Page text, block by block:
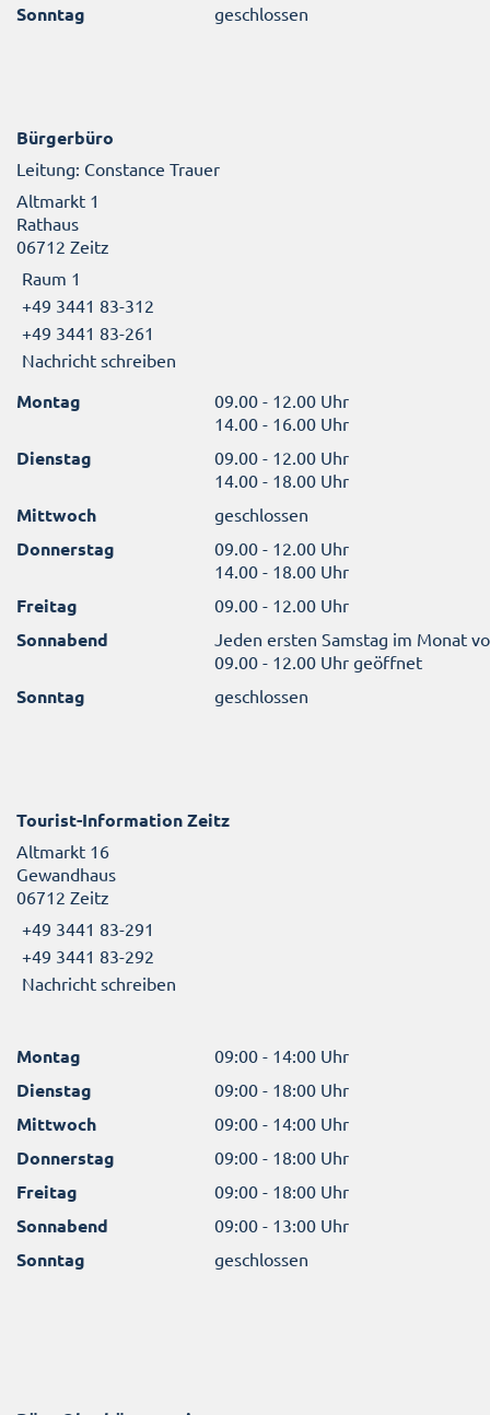
Sonntag geschlossen
Bürgerbüro
Leitung: Constance Trauer
Altmarkt 1
Rathaus
06712 Zeitz
Raum 1
+49 3441 83-312
+49 3441 83-261
Nachricht schreiben
Montag
09.00 - 12.00 Uhr
14.00 - 16.00 Uhr
Dienstag
09.00 - 12.00 Uhr
14.00 - 18.00 Uhr
Mittwoch geschlossen
Donnerstag
09.00 - 12.00 Uhr
14.00 - 18.00 Uhr
Freitag 09.00 - 12.00 Uhr
Sonnabend
Jeden ersten Samstag im Monat
09.00 - 12.00 Uhr geöffnet
Sonntag geschlossen
Tourist-Information Zeitz
Altmarkt 16
Gewandhaus
06712 Zeitz
+49 3441 83-291
+49 3441 83-292
Nachricht schreiben
Montag 09:00 - 14:00 Uhr
Dienstag 09:00 - 18:00 Uhr
Mittwoch 09:00 - 14:00 Uhr
Donnerstag 09:00 - 18:00 Uhr
Freitag 09:00 - 18:00 Uhr
Sonnabend 09:00 - 13:00 Uhr
Sonntag geschlossen